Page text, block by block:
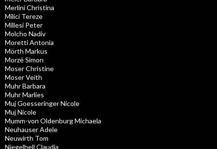
Merlini Christina
Milici Tereze
Millesi Peter
Molcho Nadiv
Moretti Antonia
Mörth Markus
Morzé Simon
Moser Christine
Moser Veith
Muhr Barbara
Muhr Marlies
Muj Goesseringer Nicole
Muj Nicole
Mumm-von Oldenburg Michaela
Neuhauser Adele
Neuwirth Tom
Niegelhell Claudia